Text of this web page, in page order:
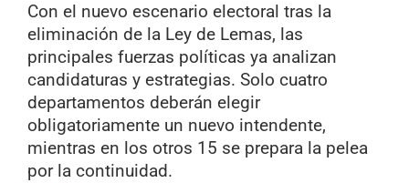
Con el nuevo escenario electoral tras la
eliminación de la Ley de Lemas, las
principales fuerzas políticas ya analizan
candidaturas y estrategias. Solo cuatro
departamentos deberán elegir
obligatoriamente un nuevo intendente,
mientras en los otros 15 se prepara la pelea
por la continuidad.